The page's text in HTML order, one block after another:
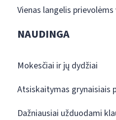
Vienas langelis
NAUDINGA
Mokesčiai ir jų dydžiai
Atsiskaitymas grynaisiais
Dažniausiai užduodami